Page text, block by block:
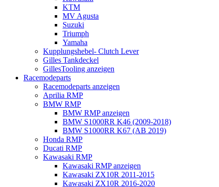
KTM
MV Agusta
Suzuki
Triumph
Yamaha
Kupplungshebel- Clutch Lever
Gilles Tankdeckel
GillesTooling anzeigen
Racemodeparts
Racemodeparts anzeigen
Aprilia RMP
BMW RMP
BMW RMP anzeigen
BMW S1000RR K46 (2009-2018)
BMW S1000RR K67 (AB 2019)
Honda RMP
Ducati RMP
Kawasaki RMP
Kawasaki RMP anzeigen
Kawasaki ZX10R 2011-2015
Kawasaki ZX10R 2016-2020